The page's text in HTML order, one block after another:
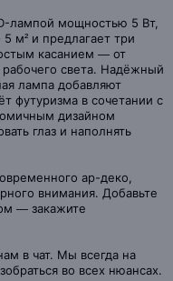
лампой мощностью 5 Вт,
м² и предлагает три
касанием — от
рабочего света. Надёжный
лампа добавляют
футуризма в сочетании с
дизайном
глаз и наполнять
ар-деко,
внимания. Добавьте
— закажите
в чат. Мы всегда на
во всех нюансах.